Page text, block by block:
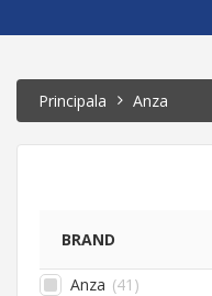
Principala Anza
BRAND
Anza (41 )